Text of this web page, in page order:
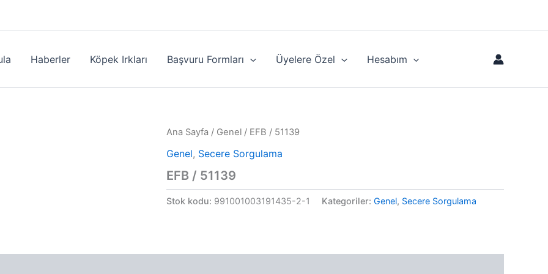
Haberler Köpek Irkları Başvuru Formları Üyelere Özel Hesabım
Ana Sayfa / Genel / EFB / 51139
Genel, Secere Sorgulama
EFB / 51139
Stok kodu: 991001003191435-2-1 Kategoriler: Genel, Secere Sorgulama